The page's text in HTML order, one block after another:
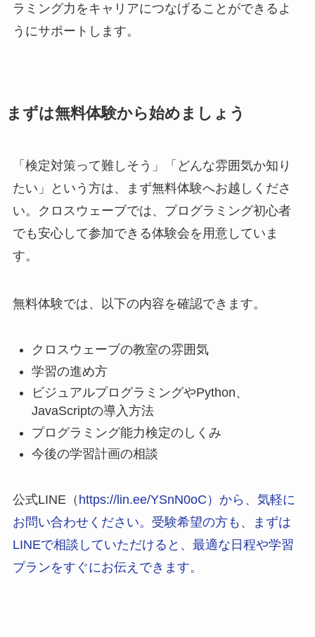
ラミング力をキャリアにつなげることができるよ
うにサポートします。
まずは無料体験から始めましょう
「検定対策って難しそう」「どんな雰囲気か知り
たい」という方は、まず無料体験へお越しくださ
い。クロスウェーブでは、プログラミング初心者
でも安心して参加できる体験会を用意していま
す。
無料体験では、以下の内容を確認できます。
クロスウェーブの教室の雰囲気
学習の進め方
ビジュアルプログラミングやPython、
JavaScriptの導入方法
プログラミング能力検定のしくみ
今後の学習計画の相談
公式LINE（ https://lin.ee/YSnN0oC）から、気軽に
お問い合わせください。受験希望の方も、まずは
LINEで相談していただけると、最適な日程や学習
プランをすぐにお伝えできます。